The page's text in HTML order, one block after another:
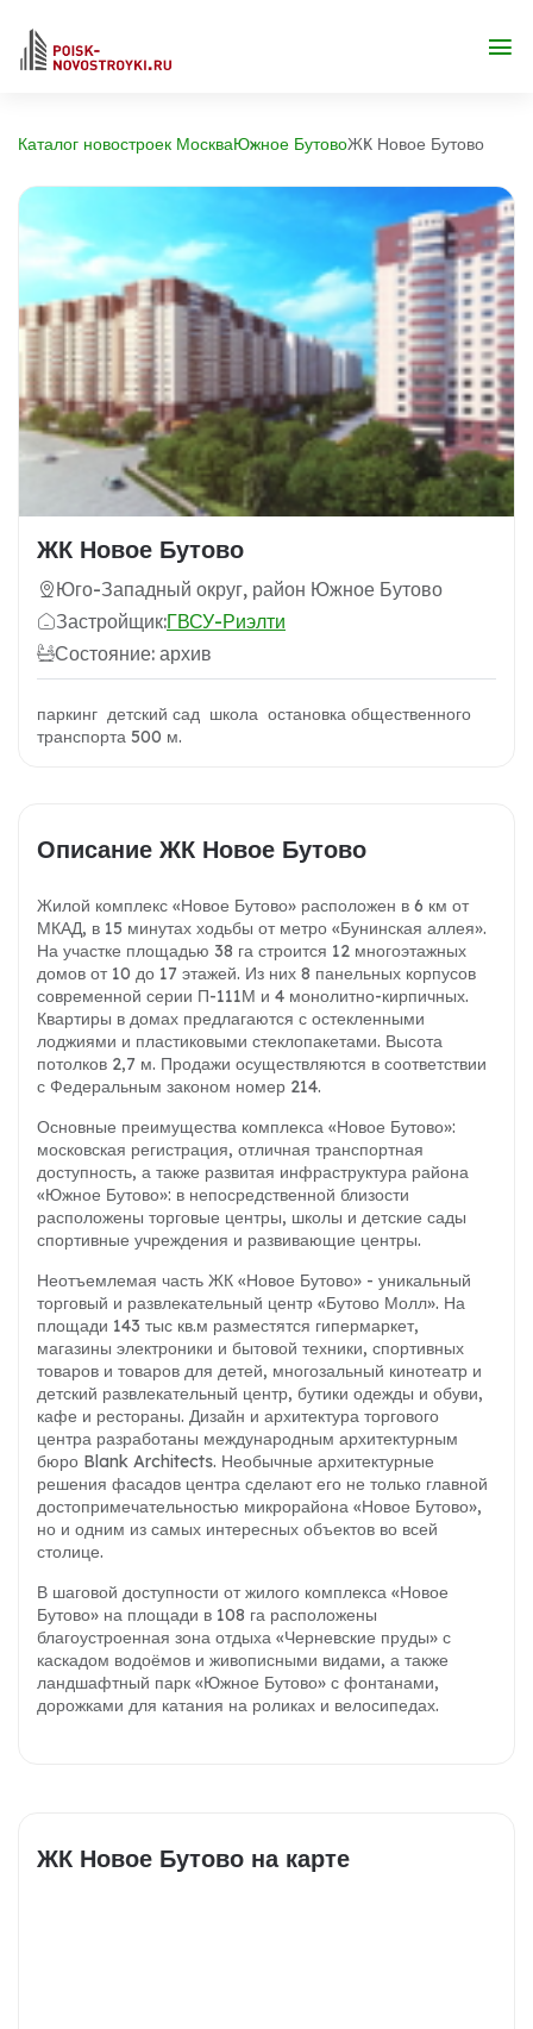
Каталог новостроек МоскваЮжное БутовоЖК Новое Бутово
ЖК Новое Бутово
Юго-Западный округ, район Южное Бутово
Застройщик:ГВСУ-Риэлти
Состояние: архив
паркинг детский сад школа остановка общественного
транспорта 500 м.
Описание ЖК Новое Бутово
Жилой комплекс «Новое Бутово» расположен в 6 км от
МКАД, в 15 минутах ходьбы от метро «Бунинская аллея».
На участке площадью 38 га строится 12 многоэтажных
домов от 10 до 17 этажей. Из них 8 панельных корпусов
современной серии П-111М и 4 монолитно-кирпичных.
Квартиры в домах предлагаются с остекленными
лоджиями и пластиковыми стеклопакетами. Высота
потолков 2,7 м. Продажи осуществляются в соответствии
с Федеральным законом номер 214.
Основные преимущества комплекса «Новое Бутово»:
московская регистрация, отличная транспортная
доступность, а также развитая инфраструктура района
«Южное Бутово»: в непосредственной близости
расположены торговые центры, школы и детские сады
спортивные учреждения и развивающие центры.
Неотъемлемая часть ЖК «Новое Бутово» - уникальный
торговый и развлекательный центр «Бутово Молл». На
площади 143 тыс кв.м разместятся гипермаркет,
магазины электроники и бытовой техники, спортивных
товаров и товаров для детей, многозальный кинотеатр и
детский развлекательный центр, бутики одежды и обуви,
кафе и рестораны. Дизайн и архитектура торгового
центра разработаны международным архитектурным
бюро Blank Architects. Необычные архитектурные
решения фасадов центра сделают его не только главной
достопримечательностью микрорайона «Новое Бутово»,
но и одним из самых интересных объектов во всей
столице.
В шаговой доступности от жилого комплекса «Новое
Бутово» на площади в 108 га расположены
благоустроенная зона отдыха «Черневские пруды» с
каскадом водоёмов и живописными видами, а также
ландшафтный парк «Южное Бутово» с фонтанами,
дорожками для катания на роликах и велосипедах.
ЖК Новое Бутово на карте